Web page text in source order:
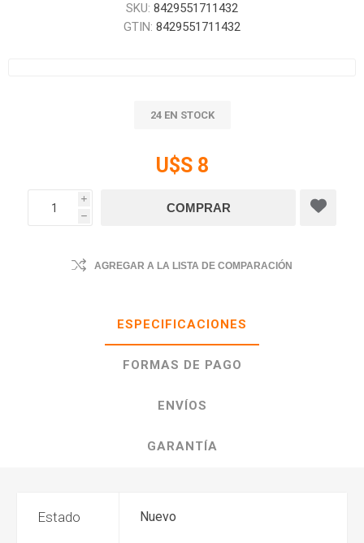
SKU: 8429551711432
GTIN: 8429551711432
24 EN STOCK
U$S 8
i
h
AGREGAR A LA LISTA DE COMPARACIÓN
ESPECIFICACIONES
FORMAS DE PAGO
ENVÍOS
GARANTÍA
Estado Nuevo